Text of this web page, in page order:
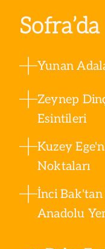
Yunan
Zeynep
Esintileri
Kuzey
Noktaları
İnci
Anadolu